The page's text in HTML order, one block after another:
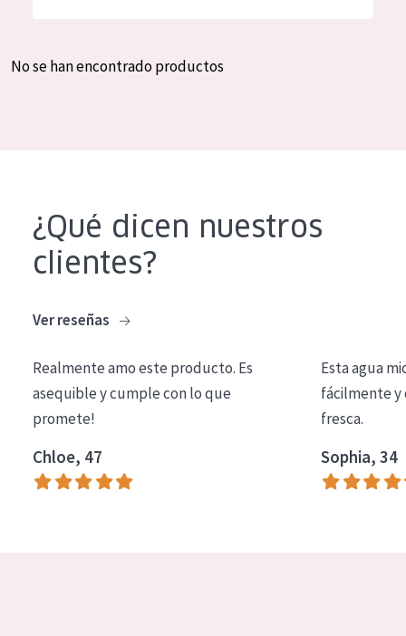
Crema de día
Crema de noche
Limpieza
COLECCIÓN
Essentials
Lift+
Spanish
No se han encontrado productos
¿Qué dicen nuestros
clientes?
Ver reseñas
Realmente amo este producto. Es
asequible y cumple con lo que
promete!
Chloe, 47
Esta agua
fácilmente y
fresca.
Sophia, 34